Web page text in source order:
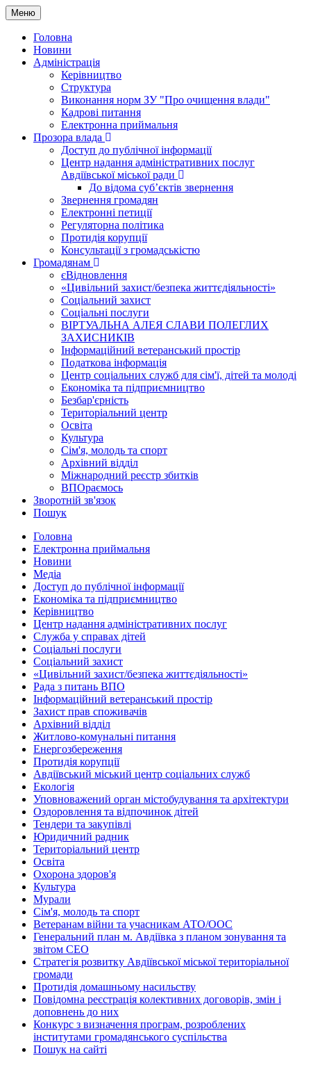
Меню
Головна
Новини
Адміністрація
Керівництво
Структура
Виконання норм ЗУ "Про очищення влади"
Кадрові питання
Електронна приймальня
Прозора влада
Доступ до публічної інформації
Центр надання адміністративних послуг
Авдіївської міської ради
До відома суб’єктів звернення
Звернення громадян
Електронні петиції
Регуляторна політика
Протидія корупції
Консультації з громадськістю
Громадянам
єВідновлення
«Цивільний захист/безпека життєдіяльності»
Соціальний захист
Соціальні послуги
ВІРТУАЛЬНА АЛЕЯ СЛАВИ ПОЛЕГЛИХ
ЗАХИСНИКІВ
Інформаційний ветеранський простір
Податкова інформація
Центр соціальних служб для сім'ї, дітей та молоді
Економіка та підприємництво
Безбар'єрність
Територіальний центр
Освіта
Культура
Сім'я, молодь та спорт
Архівний відділ
Міжнародний реєстр збитків
ВПОраємось
Зворотній зв'язок
Пошук
Головна
Електронна приймальня
Новини
Медіа
Доступ до публічної інформації
Економіка та підприємництво
Керівництво
Центр надання адміністративних послуг
Служба у справах дітей
Соціальні послуги
Соціальний захист
«Цивільний захист/безпека життєдіяльності»
Рада з питань ВПО
Інформаційний ветеранський простір
Захист прав споживачів
Архівний відділ
Житлово-комунальні питання
Енергозбереження
Протидія корупції
Авдіївський міський центр соціальних служб
Екологія
Уповноважений орган містобудування та архітектури
Оздоровлення та відпочинок дітей
Тендери та закупівлі
Юридичний радник
Територіальний центр
Освіта
Охорона здоров'я
Культура
Мурали
Сім'я, молодь та спорт
Ветеранам війни та учасникам АТО/ООС
Генеральний план м. Авдіївка з планом зонування та
звітом СЕО
Стратегія розвитку Авдіївської міської територіальної
громади
Протидія домашньому насильству
Повідомна реєстрація колективних договорів, змін і
доповнень до них
Конкурс з визначення програм, розроблених
інститутами громадянського суспільства
Пошук на сайті